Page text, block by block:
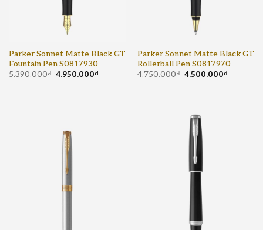
Parker Sonnet Matte Black GT
Fountain Pen S0817930
5.390.000₫ 4.950.000₫
Parker Sonnet Matte Black GT
Rollerball Pen S0817970
4.750.000₫ 4.500.000₫